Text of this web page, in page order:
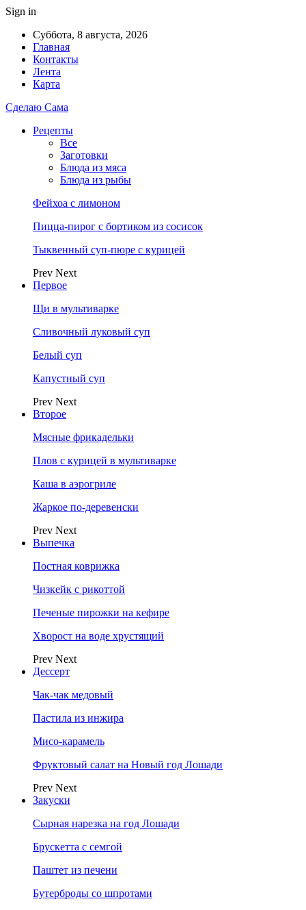
Sign in
Суббота, 8 августа, 2026
Главная
Контакты
Лента
Карта
Сделаю Сама
Рецепты
Все
Заготовки
Блюда из мяса
Блюда из рыбы
Фейхоа с лимоном
Пицца-пирог с бортиком из сосисок
Тыквенный суп-пюре с курицей
Prev Next
Первое
Щи в мультиварке
Сливочный луковый суп
Белый суп
Капустный суп
Prev Next
Второе
Мясные фрикадельки
Плов с курицей в мультиварке
Каша в аэрогриле
Жаркое по-деревенски
Prev Next
Выпечка
Постная коврижка
Чизкейк с рикоттой
Печеные пирожки на кефире
Хворост на воде хрустящий
Prev Next
Дессерт
Чак-чак медовый
Пастила из инжира
Мисо-карамель
Фруктовый салат на Новый год Лошади
Prev Next
Закуски
Сырная нарезка на год Лошади
Брускетта с семгой
Паштет из печени
Бутерброды со шпротами